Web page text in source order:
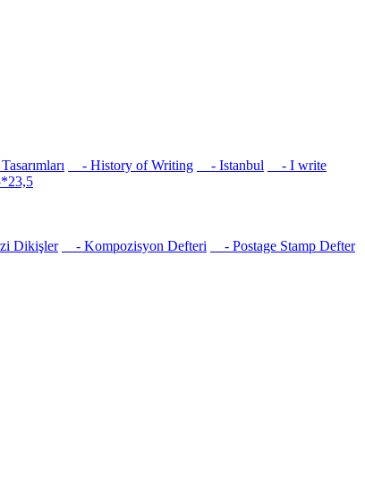
- History of Writing - Istanbul
- I write
Dikişler - Kompozisyon Defteri
- Postage Stamp Defter